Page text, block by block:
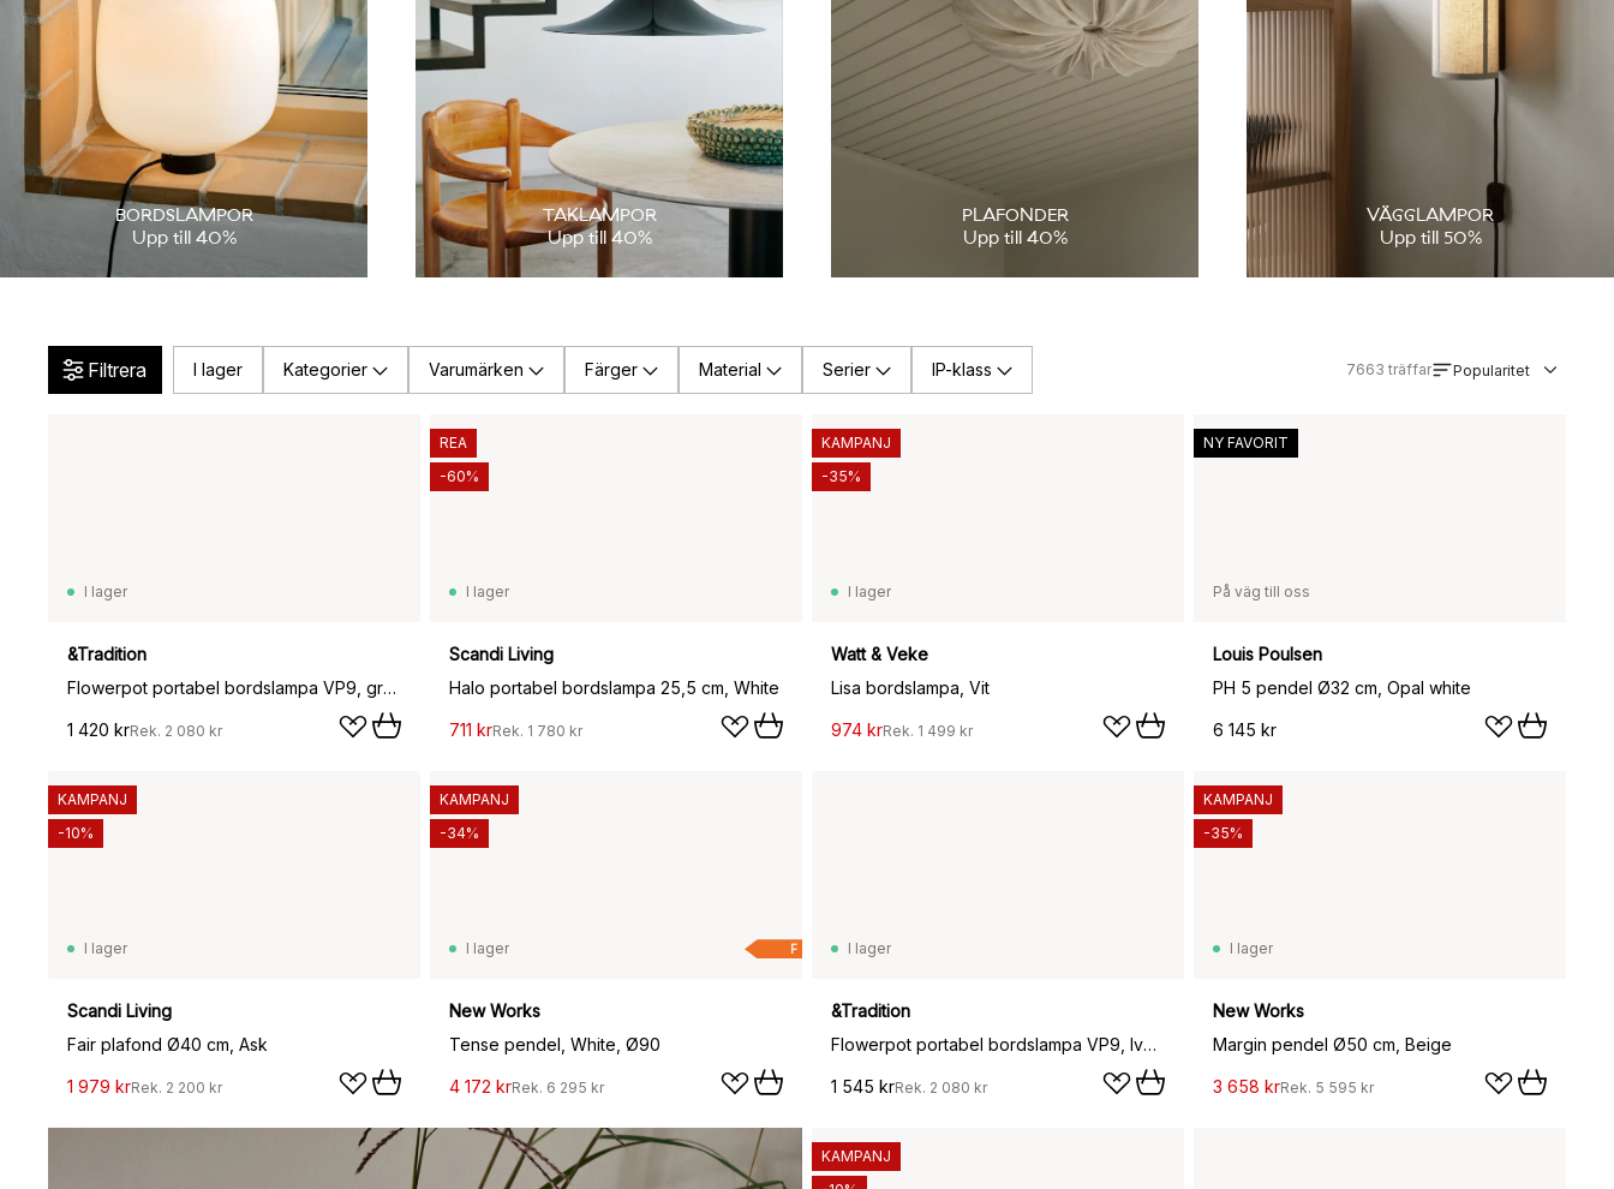
BORDSLAMPOR
Upp till 40%
TAKLAMPOR
Upp till 40%
PLAFONDER
Upp till 40%
VÄGGLAMPOR
Upp till 50%
Filtrera I lager Kategorier Varumärken Färger Material Serier IP-klass 7663 träffar Popularitet
I lager
&Tradition
Flowerpot portabel bordslampa VP9, grå-beige
1 420 krRek. 2 080 kr
I lager
Scandi Living
Halo portabel bordslampa 25,5 cm, White
711 krRek. 1 780 kr
REA
-60%
I lager
Watt & Veke
Lisa bordslampa, Vit
974 krRek. 1 499 kr
KAMPANJ
-35%
På väg till oss
Louis Poulsen
PH 5 pendel Ø32 cm, Opal white
6 145 kr
NY FAVORIT
I lager
Scandi Living
Fair plafond Ø40 cm, Ask
1 979 krRek. 2 200 kr
KAMPANJ
-10%
F
I lager
New Works
Tense pendel, White, Ø90
4 172 krRek. 6 295 kr
KAMPANJ
-34%
I lager
&Tradition
Flowerpot portabel bordslampa VP9, Ivory
1 545 krRek. 2 080 kr
I lager
New Works
Margin pendel Ø50 cm, Beige
3 658 krRek. 5 595 kr
KAMPANJ
-35%
KAMPANJ